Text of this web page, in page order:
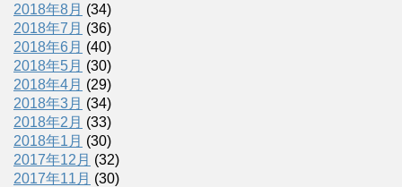
2018年8月 (34)
2018年7月 (36)
2018年6月 (40)
2018年5月 (30)
2018年4月 (29)
2018年3月 (34)
2018年2月 (33)
2018年1月 (30)
2017年12月 (32)
2017年11月 (30)